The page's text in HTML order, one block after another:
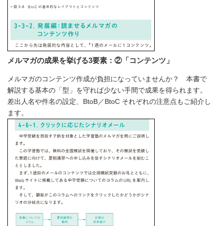
メルマガの成果を挙げる3要素：②「コンテンツ」
メルマガのコンテンツ作成が負担になっていませんか？ 本書で
解説する基本の「型」を守れば少ない手間で成果を得られます。
差出人名や件名の設定、BtoB／BtoC それぞれの注意点もご紹介し
ます。